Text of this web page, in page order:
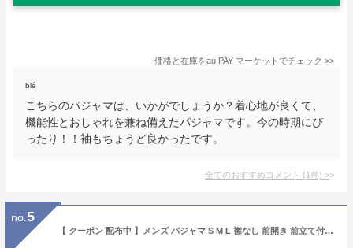
価格と在庫をau PAY マーケット でチェック >>
blé
こちらのパジャマは、いかがでしょうか？着心地が良くて、
機能性とおしゃれを兼ね備えたパジャマです。今の時期にぴ
ったり！！袖もちょうど良かったです。
全てのおすすめコメント (1件) >
no. 5
【 クーポン 配布中 】メンズ パジャマ S M L 襟なし 前開き 前立て付き 社会の窓 こころくるむ 抗菌 防臭 綿100 ダブルガーゼ 二重ガーゼ おしゃれ 無地 洗える 抗菌防臭 日本製【受注生産】清潔 敏感肌 ピーチフレッシュ